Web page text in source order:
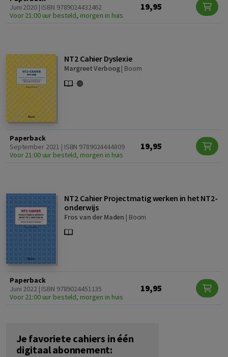
Juni 2020 | ISBN 9789024432462
Voor 21:00 uur besteld, morgen in huis
19,95
NT2 Cahier Dyslexie
Margreet Verboog| Boom
Paperback
September 2021 | ISBN 9789024444809
Voor 21:00 uur besteld, morgen in huis
19,95
NT2 Cahier Projectmatig werken in het NT2-
onderwijs
Fros van der Maden | Boom
Paperback
Juni 2022 | ISBN 9789024451135
Voor 21:00 uur besteld, morgen in huis
19,95
Je favoriete cahiers in één
digitaal abonnement: